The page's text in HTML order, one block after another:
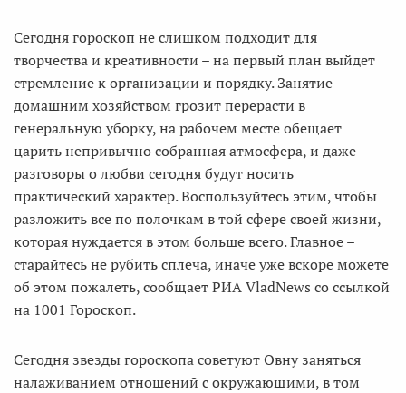
Сегодня гороскоп не слишком подходит для
творчества и креативности – на первый план выйдет
стремление к организации и порядку. Занятие
домашним хозяйством грозит перерасти в
генеральную уборку, на рабочем месте обещает
царить непривычно собранная атмосфера, и даже
разговоры о любви сегодня будут носить
практический характер. Воспользуйтесь этим, чтобы
разложить все по полочкам в той сфере своей жизни,
которая нуждается в этом больше всего. Главное –
старайтесь не рубить сплеча, иначе уже вскоре можете
об этом пожалеть, сообщает РИА VladNews со ссылкой
на 1001 Гороскоп.
Сегодня звезды гороскопа советуют Овну заняться
налаживанием отношений с окружающими, в том